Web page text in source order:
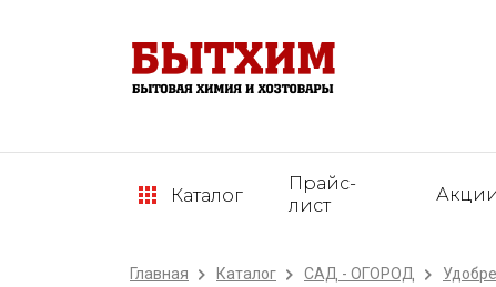
Каталог
Прайс-
лист
Акции
Главная Каталог САД - ОГОРОД